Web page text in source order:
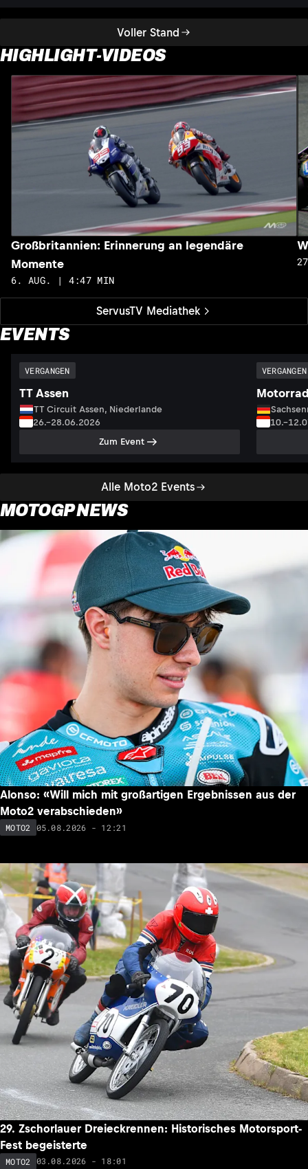
Voller Stand
HIGHLIGHT-VIDEOS
ServusTV Mediathek
Großbritannien: Erinnerung an legendäre
Momente
6. AUG. | 4:47 MIN
EVENTS
Alle Moto2 Events
VERGANGEN
TT Assen
TT Circuit Assen, Niederlande
26.–28.06.2026
Zum Event
VERGANGEN
MOTOGP NEWS
Alonso: «Will mich mit großartigen Ergebnissen aus der
Moto2 verabschieden»
MOTO2 05.08.2026 - 12:21
29. Zschorlauer Dreieckrennen: Historisches Motorsport-
Fest begeisterte
MOTO2 03.08.2026 - 18:01